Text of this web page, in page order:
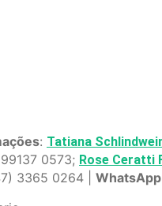
: Tatiana
0573; Rose Ceratti
3365 0264 | WhatsApp